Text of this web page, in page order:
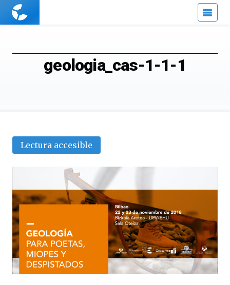
Cuaderno
geologia_cas-1-1-1
Lectura accesible